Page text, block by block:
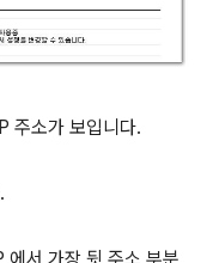
주소가 보입니다.